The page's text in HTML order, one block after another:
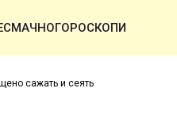
СМАЧНОГОРОСКОПИ
сажать и сеять